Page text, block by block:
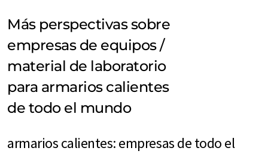
Más perspectivas sobre
empresas de equipos /
material de laboratorio
para armarios calientes
de todo el mundo
armarios calientes: empresas de todo el